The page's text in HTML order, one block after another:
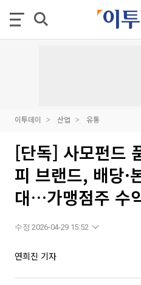
이투데이 산업 유통
[단독] 사모펀드
피 브랜드, 배당·
대…가맹점주 수
수정 2026-04-29 15:52
연희진 기자